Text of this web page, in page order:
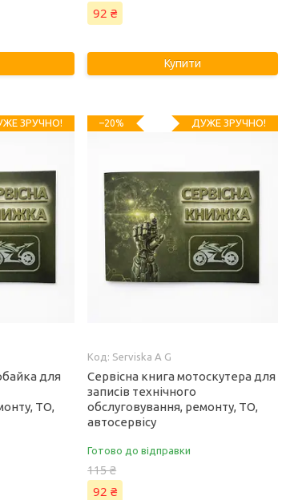
92 ₴
Купити
ЗРУЧНО!
для
ТО,
–20% ДУЖЕ ЗРУЧНО!
Serviska A G
Сервісна книга мотоскутера для
записів технічного
обслуговування, ремонту, ТО,
автосервісу
Готово до відправки
115 ₴
92 ₴